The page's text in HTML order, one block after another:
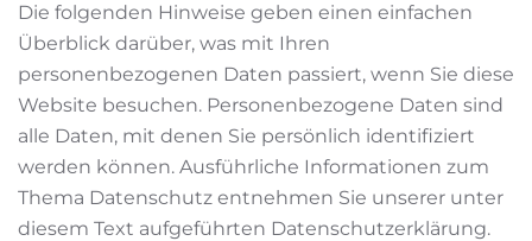
Die folgenden Hinweise geben einen einfachen
Überblick darüber, was mit Ihren
personenbezogenen Daten passiert, wenn Sie diese
Website besuchen. Personenbezogene Daten sind
alle Daten, mit denen Sie persönlich identifiziert
werden können. Ausführliche Informationen zum
Thema Datenschutz entnehmen Sie unserer unter
diesem Text aufgeführten Datenschutzerklärung.